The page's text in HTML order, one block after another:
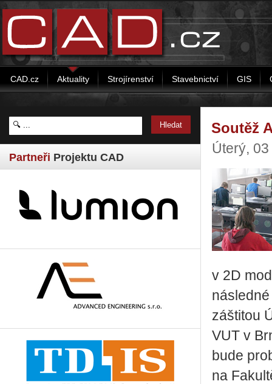
CAD.cz Aktuality Strojírenství Stavebnictví GIS
Partneři Projektu CAD
Soutěž
Úterý,
v 2D
záštitou
VUT v
bude
na